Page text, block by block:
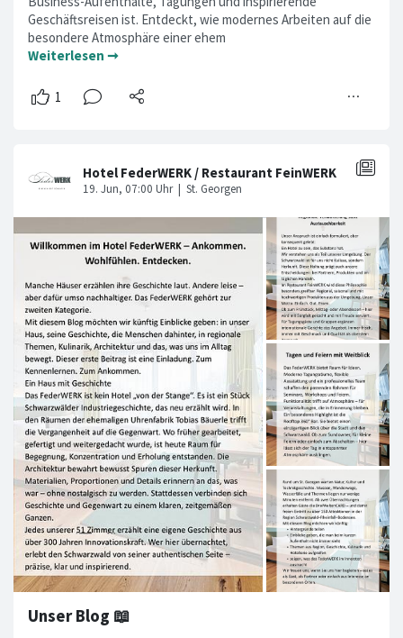
Geschäftsreisen ist. Entdeckt, wie modernes Arbeiten auf die
besondere Atmosphäre einer ehem
Weiterlesen ➞
Unser Blog 📖